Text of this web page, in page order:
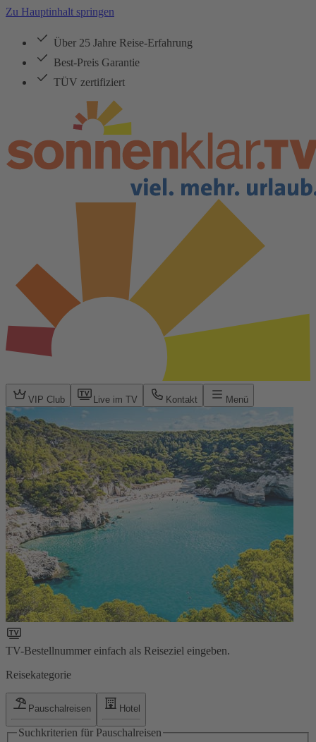
Zu Hauptinhalt springen
Über 25 Jahre Reise-Erfahrung
Best-Preis Garantie
TÜV zertifiziert
VIP Club Live im TV Kontakt Menü
TV-Bestellnummer einfach als Reiseziel eingeben.
Reisekategorie
Pauschalreisen Hotel
Suchkriterien für Pauschalreisen